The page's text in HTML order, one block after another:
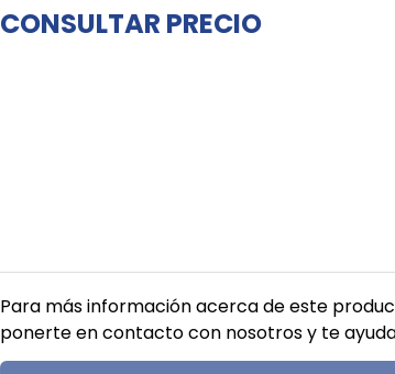
CONSULTAR PRECIO
Para más información acerca de este
ponerte en contacto con nosotros y te